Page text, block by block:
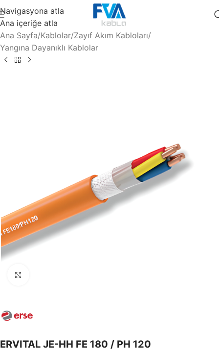
Navigasyona atla
Ana içeriğe atla
Ana Sayfa/Kablolar/Zayıf Akım Kabloları/
Yangına Dayanıklı Kablolar
ERVITAL JE-HH FE 180 / PH 120